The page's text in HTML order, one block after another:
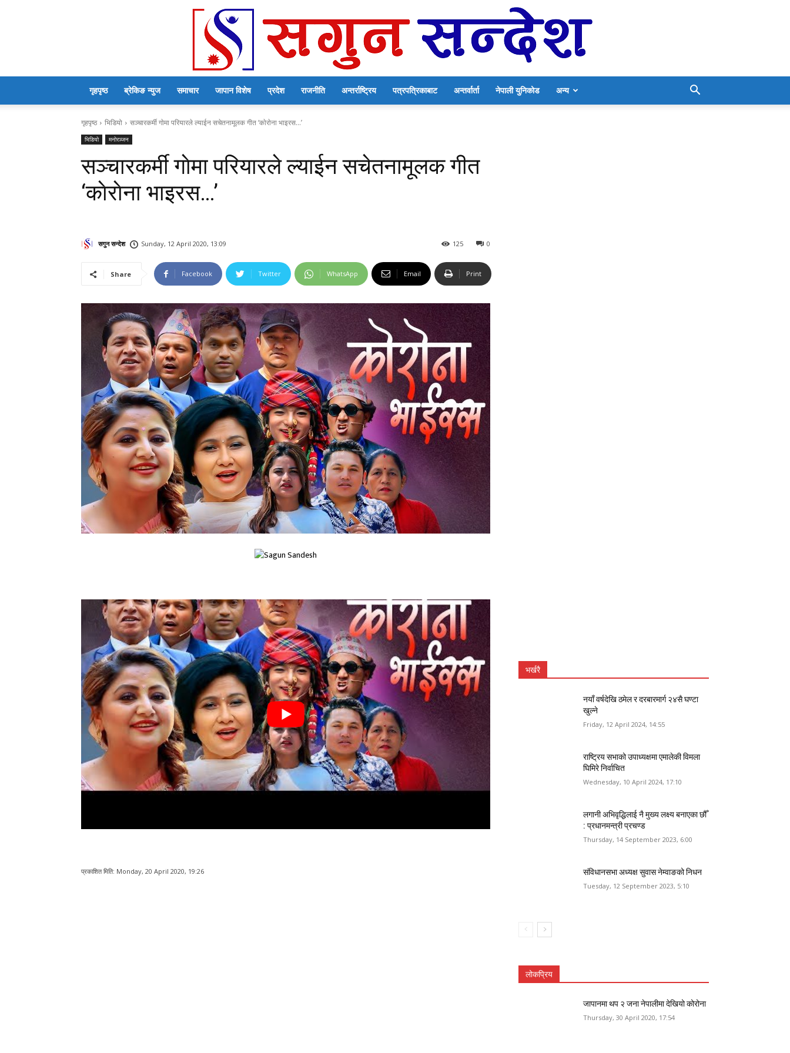
गृहपृष्ठ ब्रेकिङ न्युज समाचार जापान विशेष प्रदेश राजनीति अन्तर्राष्ट्रिय पत्रपत्रिकाबाट अन्तर्वार्ता नेपाली युनिकोड अन्य
गृहपृष्ठ भिडियो सञ्चारकर्मी गाेमा परियारले ल्याईन सचेतनामूलक गीत ‘काेराेना भाइरस...’
भिडियो मनोरञ्जन
सञ्चारकर्मी गाेमा परियारले ल्याईन सचेतनामूलक गीत
‘काेराेना भाइरस…’
सगुन सन्देश Sunday, 12 April 2020, 13:09 0
125
Share Facebook Twitter WhatsApp Email Print
प्रकाशित मिति: Monday, 20 April 2020, 19:26
भर्खरै
नयाँ वर्षदेखि ठमेल र दरबारमार्ग २४सै घण्टा
खुल्ने
Friday, 12 April 2024, 14:55
राष्ट्रिय सभाको उपाध्यक्षमा एमालेकी विमला
घिमिरे निर्वाचित
Wednesday, 10 April 2024, 17:10
लगानी अभिवृद्धिलाई नै मुख्य लक्ष्य बनाएका छौँ
: प्रधानमन्त्री प्रचण्ड
Thursday, 14 September 2023, 6:00
संविधानसभा अध्यक्ष सुवास नेम्वाङको निधन
Tuesday, 12 September 2023, 5:10
लोकप्रिय
जापानमा थप २ जना नेपालीमा देखियो कोरोना
Thursday, 30 April 2020, 17:54